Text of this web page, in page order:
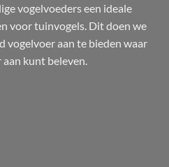
vogelvoeders een ideale
voor tuinvogels. Dit doen we
vogelvoer aan te bieden waar
aan kunt beleven.